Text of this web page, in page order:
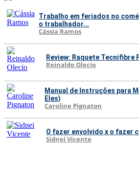
Trabalho em feriados no
o trabalhador...
Cássia Ramos
Review: Raquete Tecnifibre
Reinaldo Olecio
Manual de Instruções para
Eles)
Caroline Pignaton
O fazer envolvido x o fazer
Sidnei Vicente